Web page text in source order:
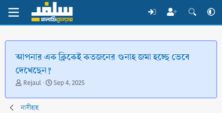
আপনার এক ক্লিকেই কতজনের গুনাহ জমা হচ্ছে ভেবে
দেখেছেন?
T
r
e
Rejaul
S
a
Sep 4, 2025
নাসীহাহ